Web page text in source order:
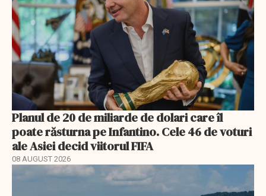
Planul de 20 de miliarde de dolari care îl
poate răsturna pe Infantino. Cele 46 de voturi
ale Asiei decid viitorul FIFA
08 AUGUST 2026